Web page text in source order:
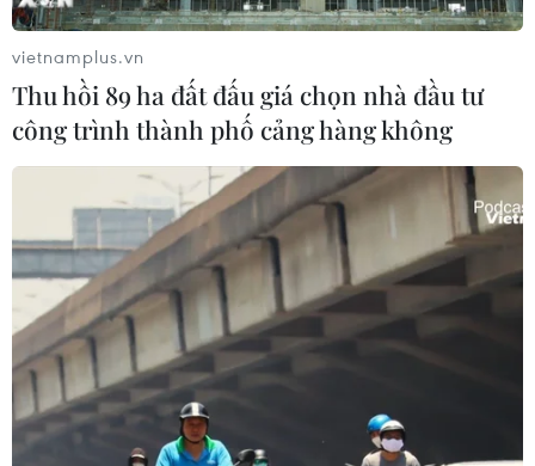
Cuộc phỏng vấn đầu tiên của
Đặng Văn Lâm khi lên đội tuyển
18/12/2018 02:32
Đoạn video phỏng vấn thủ môn Đặng Văn Lâm khi lần
vietnamplus.vn
Thu hồi 89 ha đất đấu giá chọn nhà đầu tư
công trình thành phố cảng hàng không